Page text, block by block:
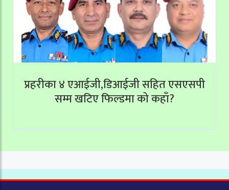
प्रहरीका ४ एआईजी,डिआईजी सहित एसएसपी
सम्म खटिए फिल्डमा को कहाँ?